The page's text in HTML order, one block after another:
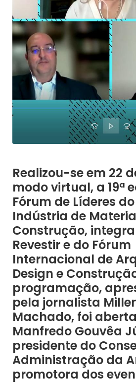
Realizou-se em 22
modo virtual, a 19ª
Fórum de Líderes
Indústria de
Construção,
Revestir e do Fórum
Internacional de
Design e
programação,
pela jornalista
Machado, foi
Manfredo Gouvêa
presidente do
Administração da
promotora dos